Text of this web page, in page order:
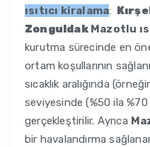
ısıtıcı kiralama:
ZonguldakMazotlu
kurutma sürecinde en
ortam koşullarının
sıcaklık aralığında
seviyesinde (%50 ila
gerçekleştirilir. Ayrıca
bir havalandırma